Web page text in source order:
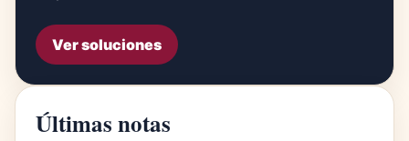
Ver soluciones
Últimas notas